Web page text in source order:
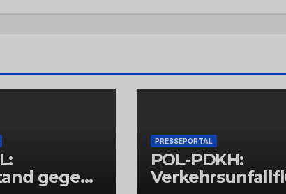
gegen
PRESSEPORTAL
POL-PDKH: